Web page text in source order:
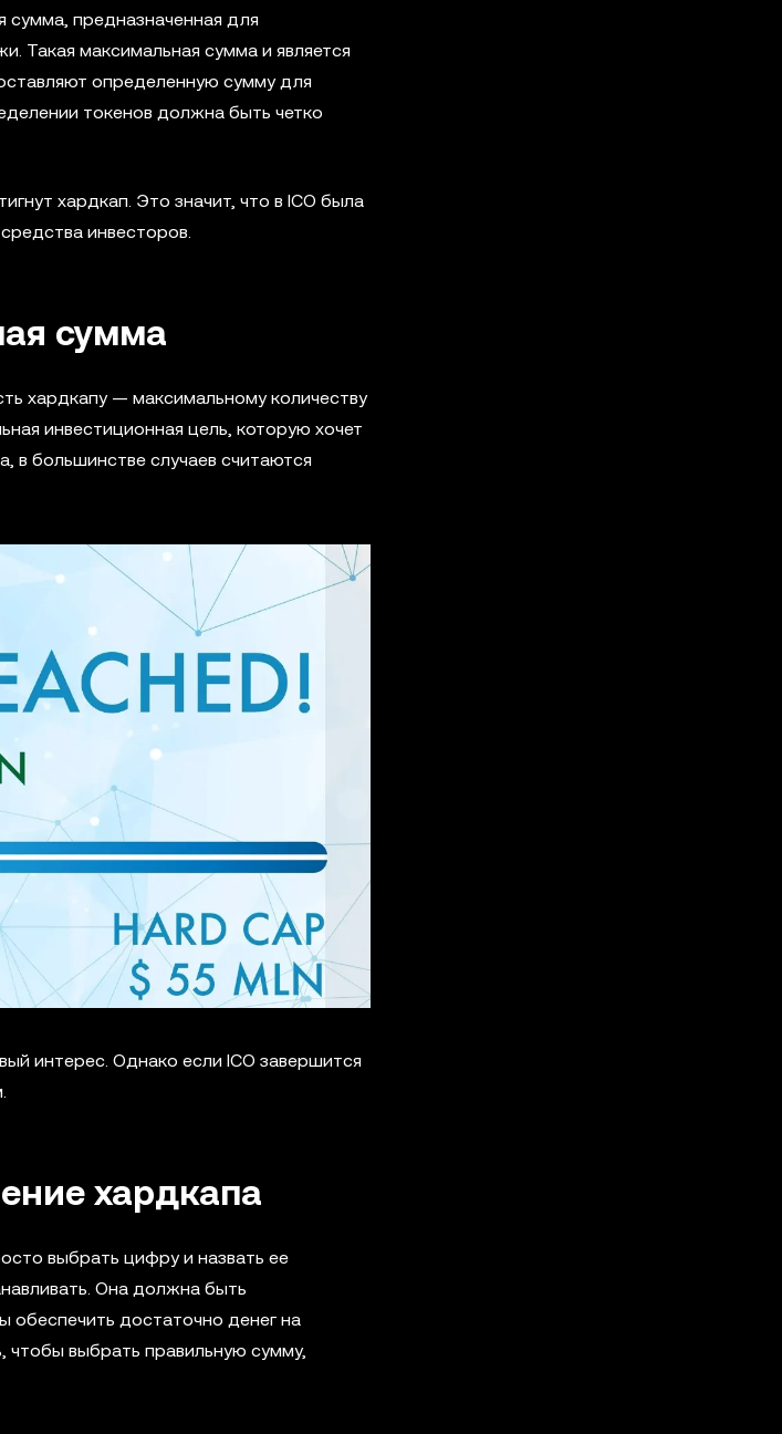
сумма, предназначенная для
Такая максимальная сумма и является
определенную сумму для
токенов должна быть четко
хардкап. Это значит, что в ICO была
инвесторов.
сумма
хардкапу — максимальному количеству
инвестиционная цель, которую хочет
в большинстве случаев считаются
интерес. Однако если ICO завершится
хардкапа
выбрать цифру и назвать ее
Она должна быть
достаточно денег на
выбрать правильную сумму,